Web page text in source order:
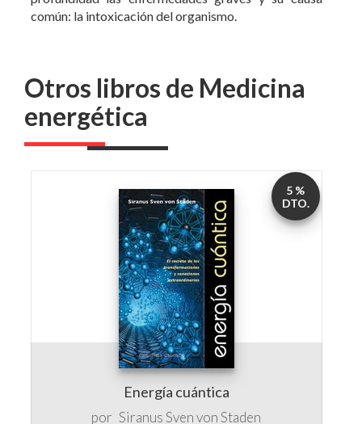
común: la intoxicación del organismo.
Otros libros de Medicina
energética
Energía cuántica
por Siranus Sven von Staden
5 %
DTO.